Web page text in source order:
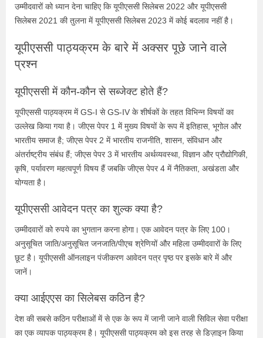
उम्मीदवारों को ध्यान देना चाहिए कि यूपीएससी सिलेबस 2022 और यूपीएससी
सिलेबस 2021 की तुलना में यूपीएससी सिलेबस 2023 में कोई बदलाव नहीं है।
यूपीएससी पाठ्यक्रम के बारे में अक्सर पूछे जाने वाले
प्रश्न
यूपीएससी में कौन-कौन से सब्जेक्ट होते हैं?
यूपीएससी पाठ्यक्रम में GS-I से GS-IV के शीर्षकों के तहत विभिन्न विषयों का
उल्लेख किया गया है। जीएस पेपर 1 में मुख्य विषयों के रूप में इतिहास, भूगोल और
भारतीय समाज है; जीएस पेपर 2 में भारतीय राजनीति, शासन, संविधान और
अंतर्राष्ट्रीय संबंध हैं; जीएस पेपर 3 में भारतीय अर्थव्यवस्था, विज्ञान और प्रौद्योगिकी,
कृषि, पर्यावरण महत्वपूर्ण विषय हैं जबकि जीएस पेपर 4 में नैतिकता, अखंडता और
योग्यता है।
यूपीएससी आवेदन पत्र का शुल्क क्या है?
उम्मीदवारों को रुपये का भुगतान करना होगा। एक आवेदन पत्र के लिए 100।
अनुसूचित जाति/अनुसूचित जनजाति/पीएच श्रेणियों और महिला उम्मीदवारों के लिए
छूट है। यूपीएससी ऑनलाइन पंजीकरण आवेदन पत्र पृष्ठ पर इसके बारे में और
जानें।
क्या आईएएस का सिलेबस कठिन है?
देश की सबसे कठिन परीक्षाओं में से एक के रूप में जानी जाने वाली सिविल सेवा परीक्षा
का एक व्यापक पाठ्यक्रम है। यूपीएससी पाठ्यक्रम को इस तरह से डिज़ाइन किया